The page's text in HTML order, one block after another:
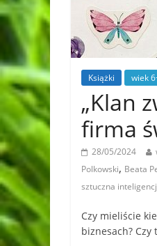
Książki wiek
„Klan
firma
28/05/2024
Polkowski, Beata
sztuczna
Czy mieliście
biznesach? Czy